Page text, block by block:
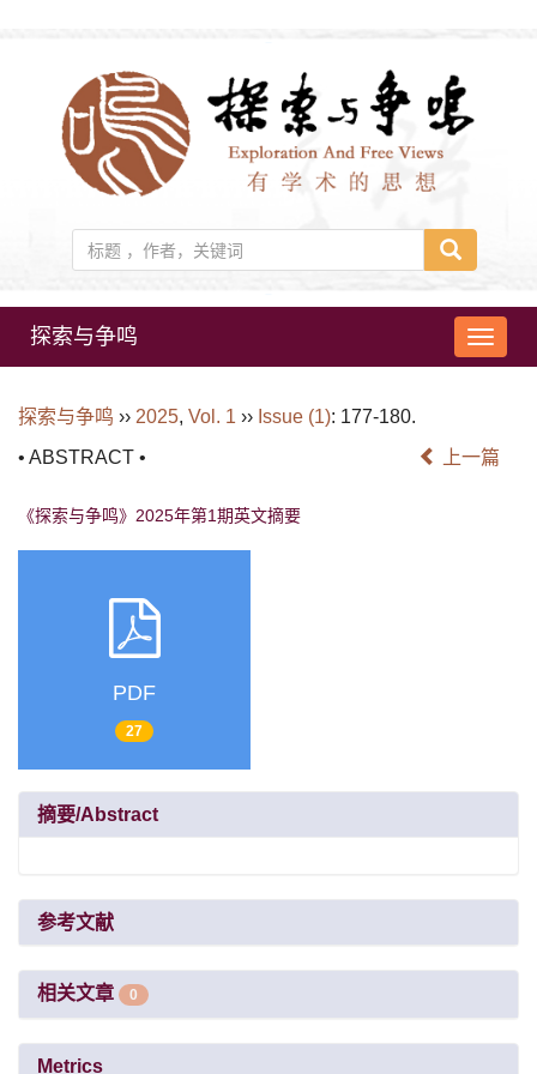
导
航
探索与争鸣
探索与争鸣 ›› 2025, Vol. 1 ›› Issue (1): 177-180.
• ABSTRACT •
上一篇
《探索与争鸣》2025年第1期英文摘要
PDF
27
摘要/Abstract
参考文献
相关文章 0
Metrics